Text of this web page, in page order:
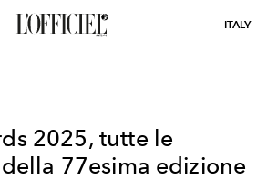
ITALY
2025, tutte le
77esima edizione